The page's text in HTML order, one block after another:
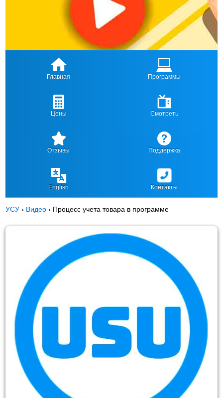
Главная Программы
Цены Смотреть
Отзывы Поддержка
English Контакты
УСУ › Видео › Процесс учета товара в программе